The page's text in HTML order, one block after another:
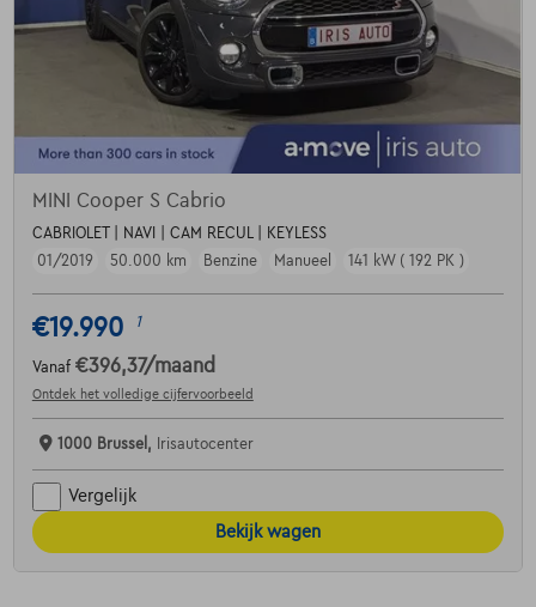
MINI Cooper S Cabrio
CABRIOLET | NAVI | CAM RECUL | KEYLESS
01/2019
50.000 km Benzine Manueel 141 kW ( 192 PK )
€19.990 1
Vanaf €396,37/maand
Ontdek het volledige cijfervoorbeeld
1000 Brussel, Irisautocenter
Vergelijk
Bekijk wagen